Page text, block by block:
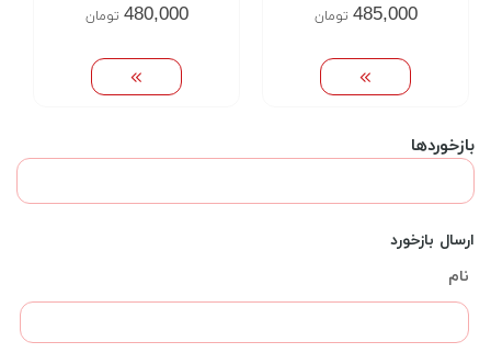
485,000 تومان 480,000 تومان
بازخوردها
ارسال بازخورد
نام